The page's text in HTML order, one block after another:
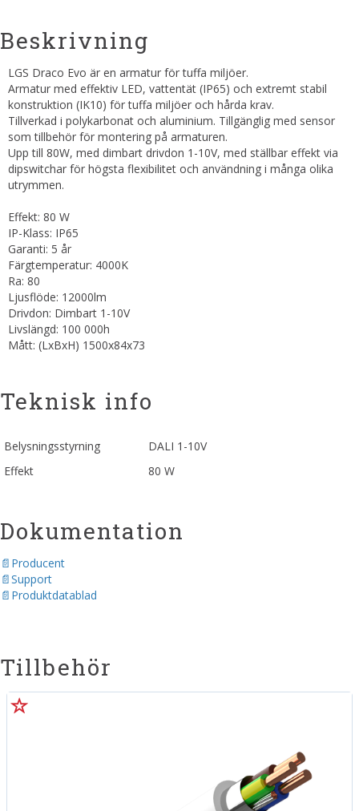
Beskrivning
LGS Draco Evo är en armatur för tuffa miljöer.
Armatur med effektiv LED, vattentät (IP65) och extremt stabil
konstruktion (IK10) för tuffa miljöer och hårda krav.
Tillverkad i polykarbonat och aluminium. Tillgänglig med sensor
som tillbehör för montering på armaturen.
Upp till 80W, med dimbart drivdon 1-10V, med ställbar effekt via
dipswitchar för högsta flexibilitet och användning i många olika
utrymmen.
Effekt: 80 W
IP-Klass: IP65
Garanti: 5 år
Färgtemperatur: 4000K
Ra: 80
Ljusflöde: 12000lm
Drivdon: Dimbart 1-10V
Livslängd: 100 000h
Mått: (LxBxH) 1500x84x73
Teknisk info
Belysningsstyrning
DALI 1-10V
Effekt
80 W
Dokumentation
Producent
Support
Produktdatablad
Tillbehör